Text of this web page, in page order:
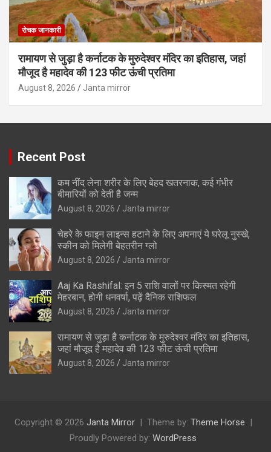
रोचक जानकारी
रामायण से जुड़ा है कर्नाटक के मुरुदेश्वर मंदिर का इतिहास, जहां
मौजूद है महादेव की 123 फीट ऊंची प्रतिमा
August 8, 2026 Janta mirror
Recent Post
कम नींद लेना शरीर के लिए बेहद खतरनाक, कई गंभीर
बीमारियों को देती है जन्म
August 8, 2026 Janta mirror
चेहरे के फाइन लाइन्स हटाने के लिए अपनाएं ये घरेलू नुस्खे,
स्कीन को मिलेगी बेहतरीन ग्लो
August 8, 2026 Janta mirror
Aaj Ka Rashifal: इन 5 राशि वालों पर किस्मत रहेगी
मेहरबान, होगी धनवर्षा, पढ़ें दैनिक राशिफल
August 8, 2026 Janta mirror
रामायण से जुड़ा है कर्नाटक के मुरुदेश्वर मंदिर का इतिहास,
जहां मौजूद है महादेव की 123 फीट ऊंची प्रतिमा
August 8, 2026 Janta mirror
Copyright © 2026 Janta Mirror Theme by: Theme Horse
Proudly Powered by: WordPress